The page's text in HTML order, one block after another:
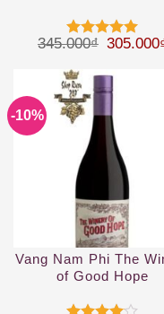
Được xếp
sao
345.000₫ Giá gốc
305.000
-10%
Vang Nam Phi The
of Good Hope